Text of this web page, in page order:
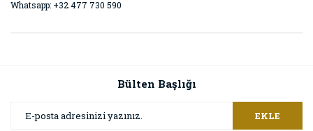
Whatsapp: +32 477 730 590
Bülten Başlığı
EKLE